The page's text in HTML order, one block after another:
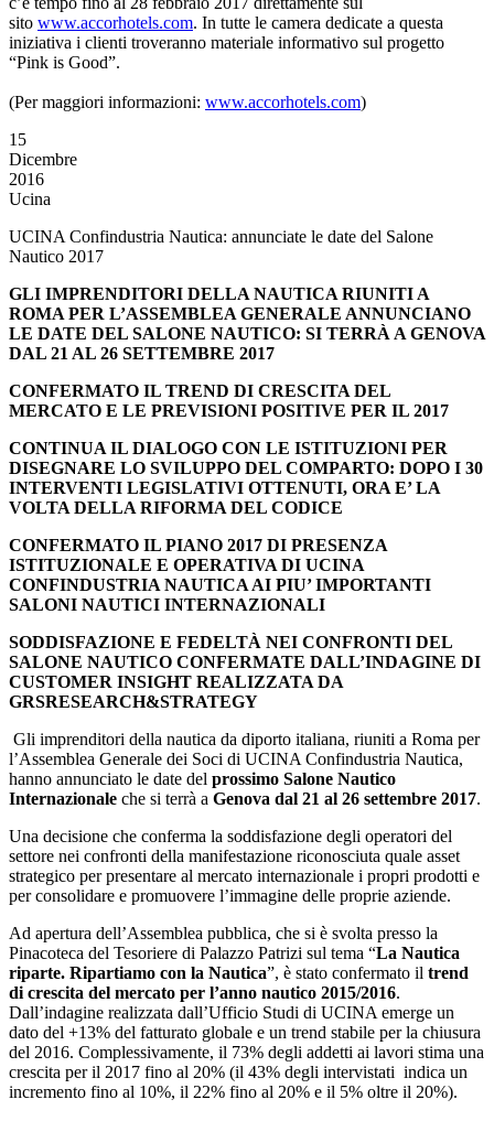
sito www.accorhotels.com. In tutte le camera dedicate a questa
iniziativa i clienti troveranno materiale informativo sul progetto
“Pink is Good”.
(Per maggiori informazioni: www.accorhotels.com)
15
Dicembre
2016
Ucina
UCINA Confindustria Nautica: annunciate le date del Salone
Nautico 2017
GLI IMPRENDITORI DELLA NAUTICA RIUNITI A
ROMA PER L’ASSEMBLEA GENERALE ANNUNCIANO
LE DATE DEL SALONE NAUTICO: SI TERRÀ A GENOVA
DAL 21 AL 26 SETTEMBRE 2017
CONFERMATO IL TREND DI CRESCITA DEL
MERCATO E LE PREVISIONI POSITIVE PER IL 2017
CONTINUA IL DIALOGO CON LE ISTITUZIONI PER
DISEGNARE LO SVILUPPO DEL COMPARTO: DOPO I 30
INTERVENTI LEGISLATIVI OTTENUTI, ORA E’ LA
VOLTA DELLA RIFORMA DEL CODICE
CONFERMATO IL PIANO 2017 DI PRESENZA
ISTITUZIONALE E OPERATIVA DI UCINA
CONFINDUSTRIA NAUTICA AI PIU’ IMPORTANTI
SALONI NAUTICI INTERNAZIONALI
SODDISFAZIONE E FEDELTÀ NEI CONFRONTI DEL
SALONE NAUTICO CONFERMATE DALL’INDAGINE DI
CUSTOMER INSIGHT REALIZZATA DA
GRSRESEARCH&STRATEGY
Gli imprenditori della nautica da diporto italiana, riuniti a Roma per
l’Assemblea Generale dei Soci di UCINA Confindustria Nautica,
hanno annunciato le date del prossimo Salone Nautico
Internazionale che si terrà a Genova dal 21 al 26 settembre 2017.
Una decisione che conferma la soddisfazione degli operatori del
settore nei confronti della manifestazione riconosciuta quale asset
strategico per presentare al mercato internazionale i propri prodotti e
per consolidare e promuovere l’immagine delle proprie aziende.
Ad apertura dell’Assemblea pubblica, che si è svolta presso la
Pinacoteca del Tesoriere di Palazzo Patrizi sul tema “La Nautica
riparte. Ripartiamo con la Nautica”, è stato confermato il trend
di crescita del mercato per l’anno nautico 2015/2016.
Dall’indagine realizzata dall’Ufficio Studi di UCINA emerge un
dato del +13% del fatturato globale e un trend stabile per la chiusura
del 2016. Complessivamente, il 73% degli addetti ai lavori stima una
crescita per il 2017 fino al 20% (il 43% degli intervistati indica un
incremento fino al 10%, il 22% fino al 20% e il 5% oltre il 20%).